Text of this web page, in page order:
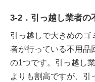
3-2．引っ越し業者の
引っ越しで大きめのゴ
者が行っている不用品
の1つです。引っ越し
よりも割高ですが、引